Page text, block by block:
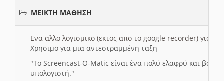
ΜΕΙΚΤΗ ΜΑΘΗΣΗ
Ενα αλλο λογισμικο (εκτος απο το google recorder) για
Χρησιμο για μια αντεστραμμένη ταξη
"To Screencast-O-Matic είναι ένα πολύ ελαφρύ και
υπολογιστή."